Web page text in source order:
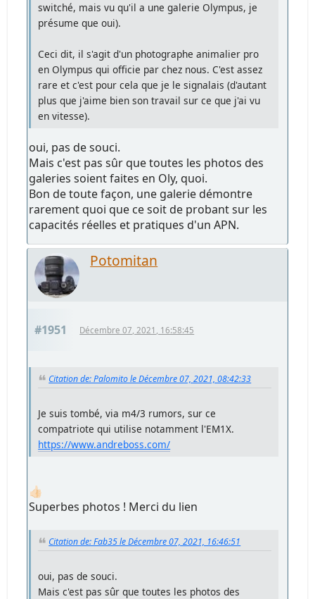
switché, mais vu qu'il a une galerie Olympus, je
présume que oui).
Ceci dit, il s'agit d'un photographe animalier pro
en Olympus qui officie par chez nous. C'est assez
rare et c'est pour cela que je le signalais (d'autant
plus que j'aime bien son travail sur ce que j'ai vu
en vitesse).
oui, pas de souci.
Mais c'est pas sûr que toutes les photos des
galeries soient faites en Oly, quoi.
Bon de toute façon, une galerie démontre
rarement quoi que ce soit de probant sur les
capacités réelles et pratiques d'un APN.
Potomitan
#1951 Décembre 07, 2021, 16:58:45
Citation de: Palomito le Décembre 07, 2021, 08:42:33
Je suis tombé, via m4/3 rumors, sur ce
compatriote qui utilise notamment l'EM1X.
https://www.andreboss.com/
👍🏻
Superbes photos ! Merci du lien
Citation de: Fab35 le Décembre 07, 2021, 16:46:51
oui, pas de souci.
Mais c'est pas sûr que toutes les photos des